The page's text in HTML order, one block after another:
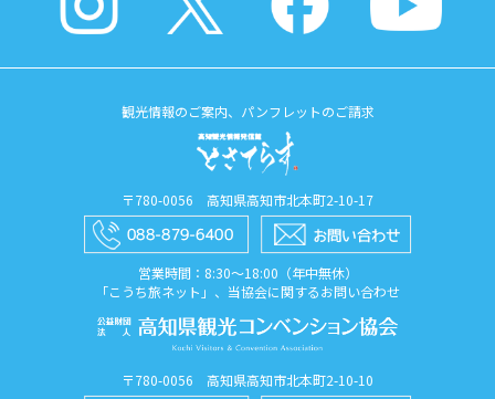
観光情報のご案内、パンフレットのご請求
〒780-0056 高知県高知市北本町2-10-17
営業時間：8:30〜18:00（年中無休）
「こうち旅ネット」、当協会に関するお問い合わせ
〒780-0056 高知県高知市北本町2-10-10